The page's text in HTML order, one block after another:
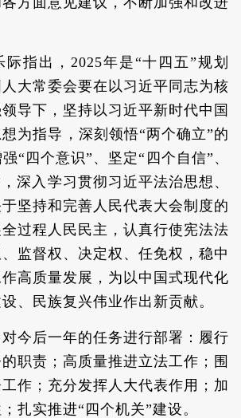
指出，2025年是“十四五”规划
大常委会要在以习近平同志为核
导下，坚持以习近平新时代中国
为指导，深刻领悟“两个确立”的
“四个意识”、坚定“四个自信”、
深入学习贯彻习近平法治思想、
坚持和完善人民代表大会制度的
过程人民民主，认真行使宪法法
监督权、决定权、任免权，稳中
高质量发展，为以中国式现代化
、民族复兴伟业作出新贡献。
今后一年的任务进行部署：履行
职责；高质量推进立法工作；围
作；充分发挥人大代表作用；加
扎实推进“四个机关”建设。